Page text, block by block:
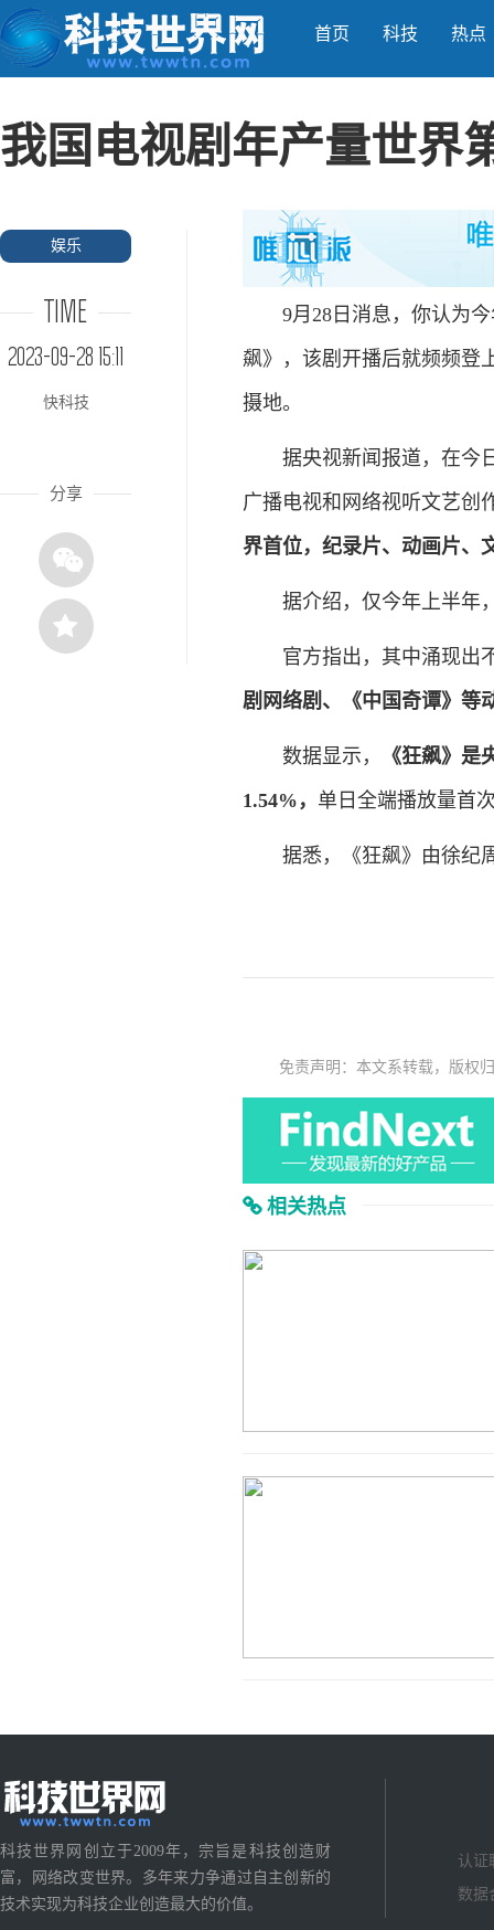
首页 科技 热点
我国电视剧年产量世界
娱乐
TIME
2023-09-28 15:11
快科技
分享
9月28日消息，你认为今
飙》，该剧开播后就频频登
摄地。
据央视新闻报道，在今日
广播电视和网络视听文艺创
界首位，纪录片、动画片、
据介绍，仅今年上半年，
官方指出，其中涌现出
剧网络剧、《中国奇谭》等
数据显示，
《狂飙》
1.54%， 单日全端播放量首
据悉，《狂飙》由徐纪周
免责声明：本文系转载，版权
相关热点
科技世界网创立于2009年，宗旨是科技创造财
富，网络改变世界。多年来力争通过自主创新的
技术实现为科技企业创造最大的价值。
认证
数据